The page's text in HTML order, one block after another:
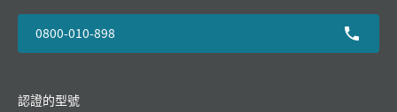
0800-010-898
認證的型號